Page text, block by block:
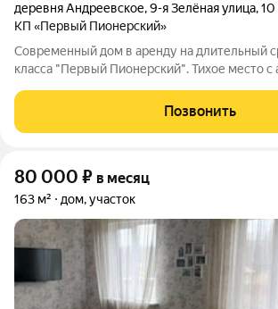
деревня Андреевское,9-я Зелёная улица,10
КП «Первый Пионерский»
Современный дом в аренду на длительный
класса "Первый Пионерский". Тихое место
кв.м., 2 этажа, участок 3 сотки с натуральным
отдельно стоящий
Позвонить
80 000 ₽ в месяц
163 м² дом, участок